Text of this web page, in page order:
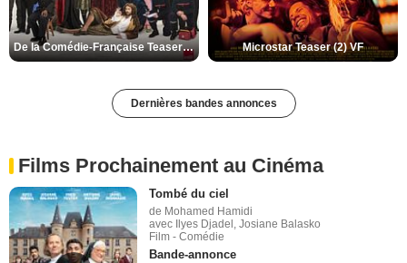
De la Comédie-Française Teaser (3) VF Microstar Teaser (2) VF
Dernières bandes annonces
Films Prochainement au Cinéma
Tombé du ciel
de Mohamed Hamidi
avec Ilyes Djadel, Josiane Balasko
Film - Comédie
Bande-annonce